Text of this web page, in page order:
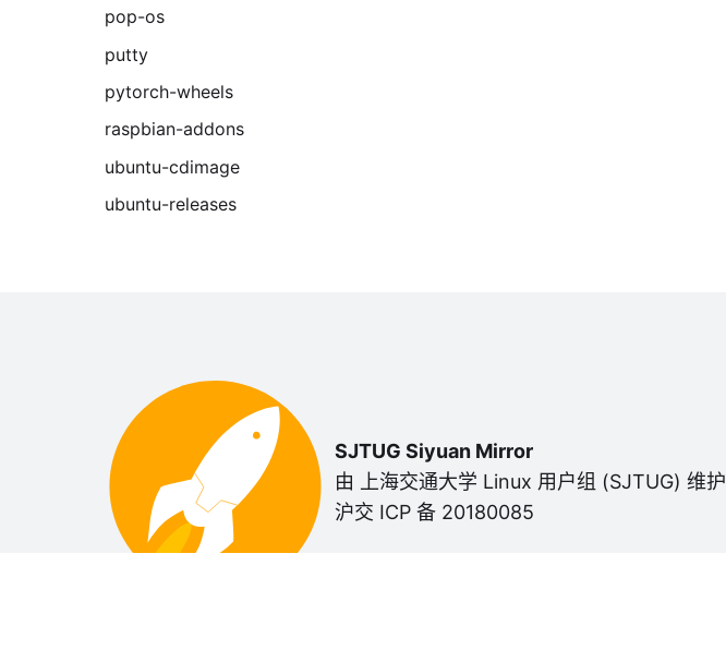
pop-os
putty
pytorch-wheels
raspbian-addons
ubuntu-cdimage
ubuntu-releases
SJTUG Siyuan Mirror
由 上海交通大学 Linux 用户组 (SJTUG) 维护
沪交 ICP 备 20180085